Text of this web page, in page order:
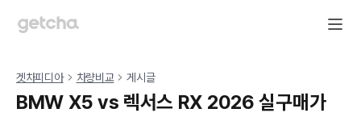
겟차피디아 차량비교 게시글
BMW X5 vs 렉서스 RX 2026 실구매가